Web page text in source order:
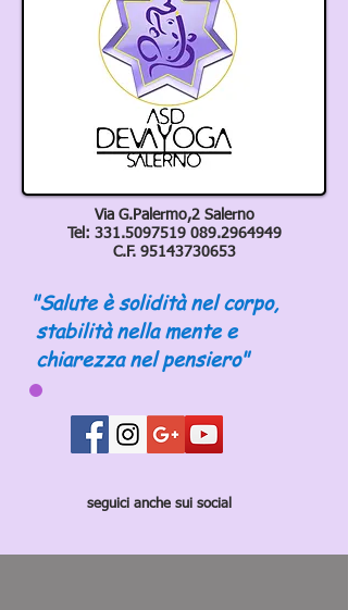
Via G.Palermo,2 Salerno
Tel: 331.5097519 089.2964949
C.F. 95143730653
"Salute è solidità nel corpo,
stabilità nella mente e
chiarezza nel pensiero"
seguici anche sui social